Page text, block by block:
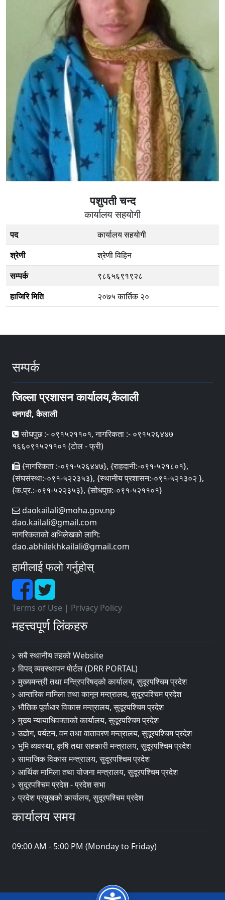
पशुपती चन्द
कार्यालय सहयोगी
पद
कार्यालय सहयोगी
श्रेणी
श्रेणी विहिन
सम्पर्क
९८६५६९१९२८
हाजिरि मिति
२०७५ कार्तिक २०
सम्पर्क
जिल्ला प्रशासन कार्यालय,कैलाली
धनगढी, कैलाली
सोधपुछ :- ०९१५२११०१, नागरिकता :- ०९१५२६४४७
१६६०९१५२११०१ (टोल - फ्री)
{नागरिकता :-०९१-५२६४४७}, {राहदानी:-०९१-५२१८०१},
{संघसंस्था:-०९१-५२२३५३}, {स्थानीय प्रशासन:-०९१-५२१३०२ },
{क.प्र.:-०९१-५२२३५३}, {सोधपुछ:-०९१-५२११०१}
daokailali@moha.gov.np
dao.kailali@gmail.com
नागरिकताको अभिलेखको लागि:
dao.abhilekhkailali@gmail.com
हामीलाई फलो गर्नुहोस्
Terms of Use | Privacy Policy
महत्त्वपूर्ण लिंकहरु
सबै स्थानीय तहको Website
विपद् व्यवस्थापन पाेर्टल (DRR PORTAL)
मुख्यमन्त्री तथा मन्त्रिपरिषद्को कार्यालय, सुदूरपश्चिम प्रदेश
आन्तरिक मामिला तथा कानून मन्त्रालय, सुदूरपश्चिम प्रदेश
भौतिक पूर्वाधार विकास मन्त्रालय, सुदूरपश्चिम प्रदेश
मुख्य न्यायाधिवक्ताको कार्यालय, सुदूरपश्चिम प्रदेश
उद्योग, पर्यटन, वन तथा वातावरण मन्त्रालय, सुदूरपश्चिम प्रदेश
भुमि व्यवस्था, कृषि तथा सहकारी मन्त्रालय, सुदूरपश्चिम प्रदेश
सामाजिक विकास मन्त्रालय, सुदूरपश्चिम प्रदेश
आर्थिक मामिला तथा योजना मन्त्रालय, सुदूरपश्चिम प्रदेश
सुदूरपश्चिम प्रदेश - प्रदेश सभा
प्रदेश प्रमुखको कार्यालय, सुदूरपश्चिम प्रदेश
कार्यालय समय
09:00 AM - 5:00 PM (Monday to Friday)